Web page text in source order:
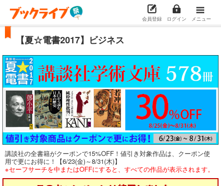
会員登録 ログイン メニュー
【夏☆電書2017】ビジネス
講談社の全書籍がクーポンで15%OFF！値引き対象作品は、クーポン使
用で更にお得に！【6/23(金)～8/31(木)】
※セーフサーチを中またはOFFにすると、すべての作品が表示されます。